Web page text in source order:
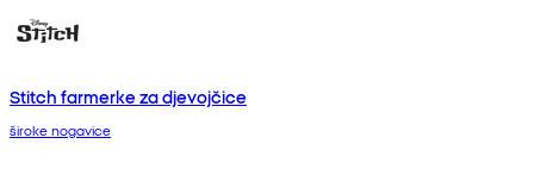
Stitch farmerke za djevojčice
široke nogavice